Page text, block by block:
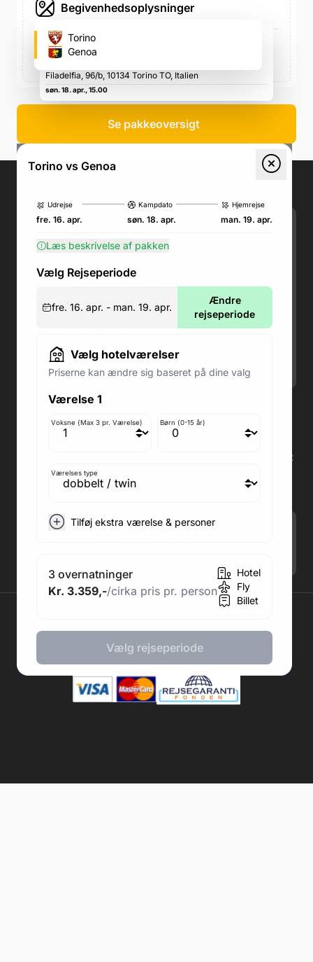
Begivenhedsoplysninger
Stadio Olimpico Grande Torino (Torino's
fodboldstadion)
Filadelfia, 96/b, 10134 Torino TO, Italien
søn. 18. apr., 15.00
Torino
Genoa
Se pakkeoversigt
Torino vs Genoa
Udrejse
fre. 16. apr.
Kampdato
søn. 18. apr.
Hjemrejse
man. 19. apr.
Læs beskrivelse af pakken
Vælg Rejseperiode
fre. 16. apr. - man. 19. apr.
Ændre
rejseperiode
Vælg hotelværelser
Priserne kan ændre sig baseret på dine valg
Værelse 1
Voksne (Max 3 pr. Værelse) Børn (0-15 år)
Værelses type
Tilføj ekstra værelse & personer
3 overnatninger
Kr. 3.359,-/cirka pris pr. person
Hotel
Fly
Billet
Vælg rejseperiode
Email:kundeservice@fodboldpakker.dk
Akuttelefon under rejsen: Nummeret står i
bunden af dit rejsedokument
Man-Ons: 09.00-18.00
Lørdag: 09.00-12.00
Søndag: Lukket
Adresse butik: Fodboldpakker ApS Rosendal 1C
2860 Søborg
Medlem af rejsegarantifonden: 3350
Adresse kontor: Fodboldpakker ApS Rosendal 1C
2860 Søborg
CVR: 41967218